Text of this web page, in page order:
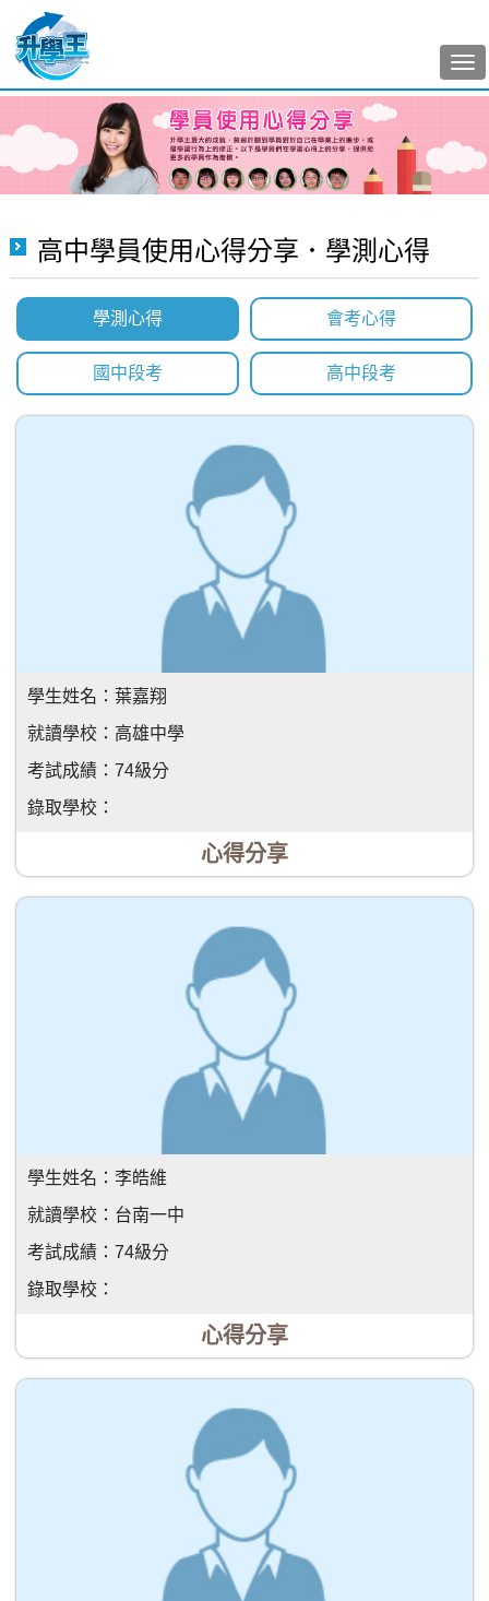
高中學員使用心得分享．學測心得
學測心得 會考心得
國中段考 高中段考
學生姓名： 葉嘉翔
就讀學校： 高雄中學
考試成績： 74級分
錄取學校：
心得分享
學生姓名： 李皓維
就讀學校： 台南一中
考試成績： 74級分
錄取學校：
心得分享